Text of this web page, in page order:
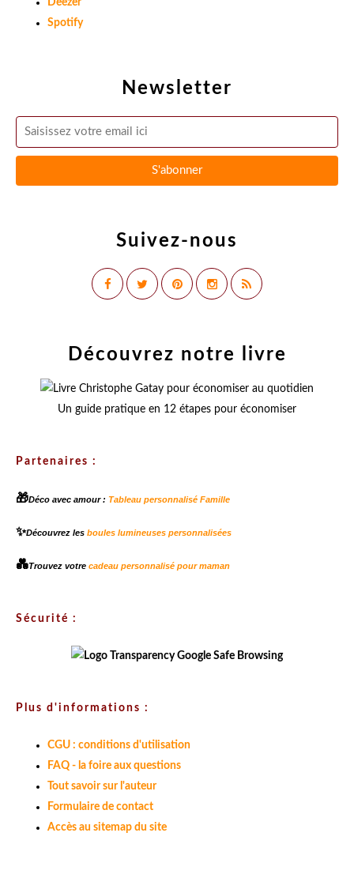
Newsletter
Suivez-nous
Deezer
Spotify
Découvrez notre livre
Un guide pratique en 12 étapes pour économiser
Partenaires :
🎁Déco avec amour : Tableau personnalisé Famille
✨Découvrez les boules lumineuses personnalisées
💑Trouvez votre cadeau personnalisé pour maman
Sécurité :
Plus d'informations :
CGU : conditions d'utilisation
FAQ - la foire aux questions
Tout savoir sur l'auteur
Formulaire de contact
Accès au sitemap du site